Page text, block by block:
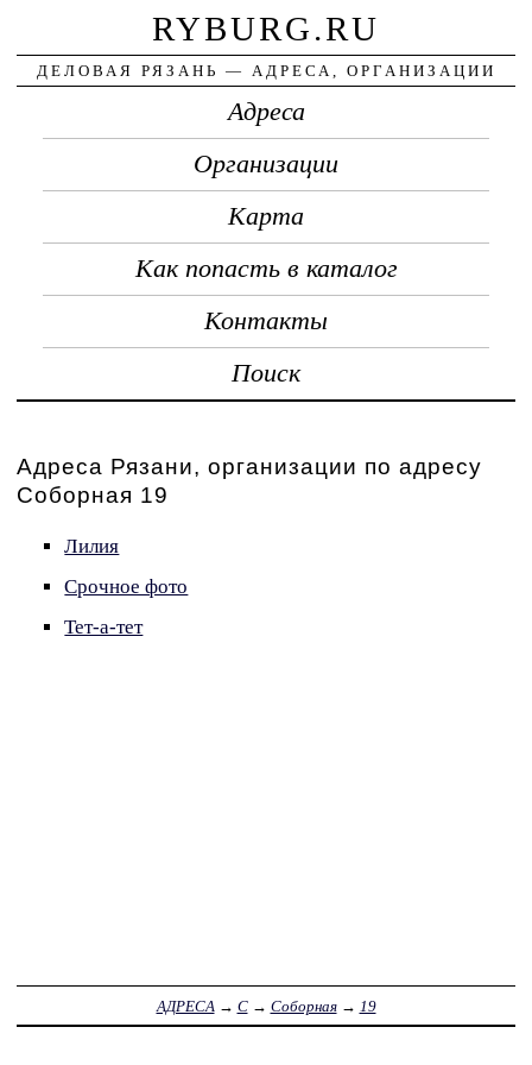
RYBURG.RU
ДЕЛОВАЯ РЯЗАНЬ — АДРЕСА, ОРГАНИЗАЦИИ
Адреса
Организации
Карта
Как попасть в каталог
Контакты
Поиск
Адреса Рязани, организации по адресу
Соборная 19
Лилия
Срочное фото
Тет-а-тет
АДРЕСА → С→ Соборная→ 19